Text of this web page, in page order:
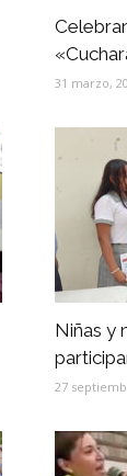
31 marzo,
Niñas y
27